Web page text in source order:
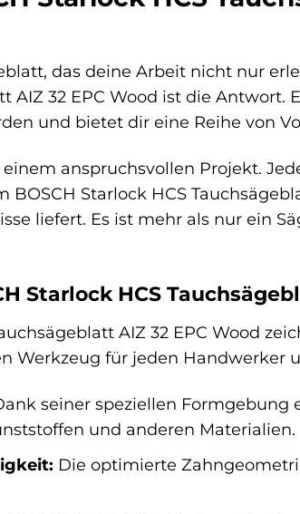
das deine Arbeit nicht nur
AIZ 32 EPC Wood ist die
und bietet dir eine Reihe von
anspruchsvollen Projekt.
Starlock HCS
liefert. Es ist mehr als nur ein
Starlock HCS
AIZ 32 EPC Wood
Werkzeug für jeden Handwerker
seiner speziellen
und anderen Materialien.
Die optimierte